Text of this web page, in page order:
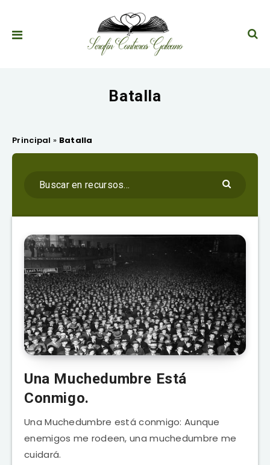
Batalla
Principal » Batalla
Una Muchedumbre Está
Conmigo.
Una Muchedumbre está conmigo: Aunque
enemigos me rodeen, una muchedumbre me
cuidará.